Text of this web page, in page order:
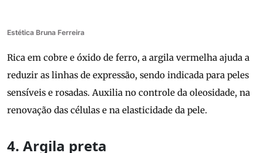
Estética Bruna Ferreira
Rica em cobre e óxido de ferro, a argila vermelha ajuda a
reduzir as linhas de expressão, sendo indicada para peles
sensíveis e rosadas. Auxilia no controle da oleosidade, na
renovação das células e na elasticidade da pele.
4. Argila preta